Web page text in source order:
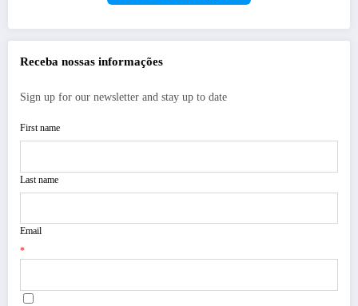
Receba nossas informações
Sign up for our newsletter and stay up to date
First name
Last name
Email
*